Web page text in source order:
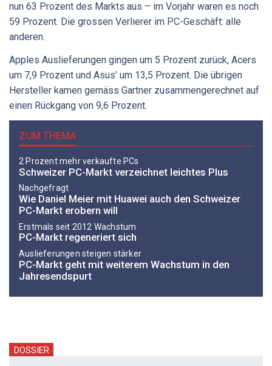
nun 63 Prozent des Markts aus – im Vorjahr waren es noch
59 Prozent. Die grossen Verlierer im PC-Geschäft: alle
anderen.
Apples Auslieferungen gingen um 5 Prozent zurück, Acers
um 7,9 Prozent und Asus’ um 13,5 Prozent. Die übrigen
Hersteller kamen gemäss Gartner zusammengerechnet auf
einen Rückgang von 9,6 Prozent.
ZUM THEMA
2 Prozent mehr verkaufte PCs
Schweizer PC-Markt verzeichnet leichtes Plus
Nachgefragt
Wie Daniel Meier mit Huawei auch den Schweizer
PC-Markt erobern will
Erstmals seit 2012 Wachstum
PC-Markt regeneriert sich
Auslieferungen steigen stärker
PC-Markt geht mit weiterem Wachstum in den
Jahresendspurt
DOSSIER